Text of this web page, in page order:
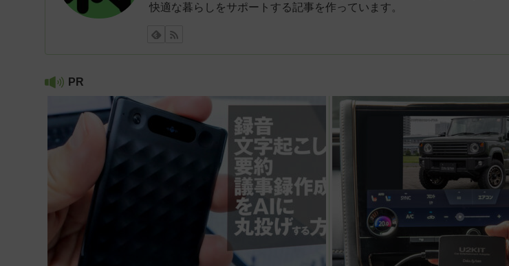
快適な暮らしをサポートする記事を作っています。
PR